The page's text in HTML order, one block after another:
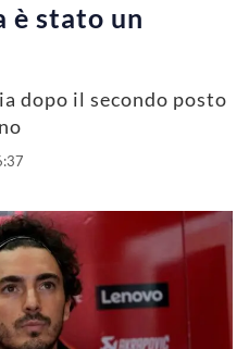
è stato un
dopo il secondo posto